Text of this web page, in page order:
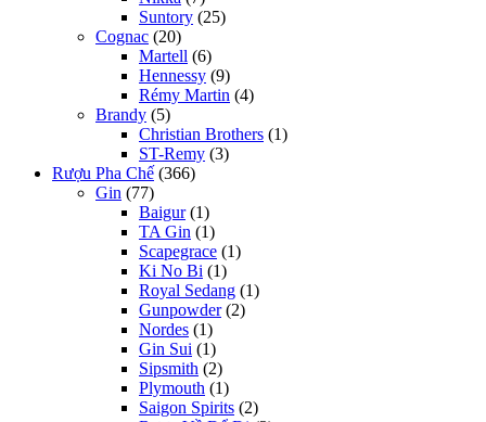
Suntory (25)
Cognac (20)
Martell (6)
Hennessy (9)
Rémy Martin (4)
Brandy (5)
Christian Brothers (1)
ST-Remy (3)
Rượu Pha Chế (366)
Gin (77)
Baigur (1)
TA Gin (1)
Scapegrace (1)
Ki No Bi (1)
Royal Sedang (1)
Gunpowder (2)
Nordes (1)
Gin Sui (1)
Sipsmith (2)
Plymouth (1)
Saigon Spirits (2)